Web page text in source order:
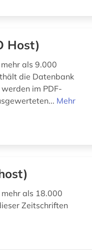
Host)
als 9.000
die Datenbank
im PDF-
Mehr
als 18.000
Zeitschriften